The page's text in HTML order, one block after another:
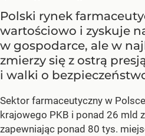
Polski rynek
wartościowo i zyskuje
w gospodarce, ale w
zmierzy się z ostrą
i walki o
Sektor farmaceutyczny w
krajowego PKB i ponad 26 mld
zapewniając ponad 80 tys.